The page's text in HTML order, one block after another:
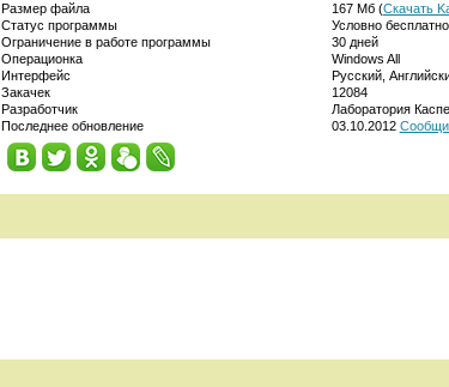
Размер файла 167 Мб (Скачать
Статус программы
Условно бесплатно
Ограничение в работе программы
30 дней
Операционка
Windows All
Интерфейс
Русский,
Закачек
12084
Разработчик
Лаборатория
Последнее обновление
03.10.2012